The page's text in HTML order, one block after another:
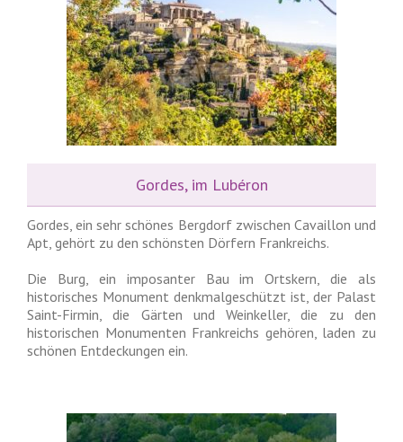
Gordes, im Lubéron
Gordes, ein sehr schönes Bergdorf zwischen Cavaillon und
Apt, gehört zu den schönsten Dörfern Frankreichs.
Die Burg, ein imposanter Bau im Ortskern, die als
historisches Monument denkmalgeschützt ist, der Palast
Saint-Firmin, die Gärten und Weinkeller, die zu den
historischen Monumenten Frankreichs gehören, laden zu
schönen Entdeckungen ein.